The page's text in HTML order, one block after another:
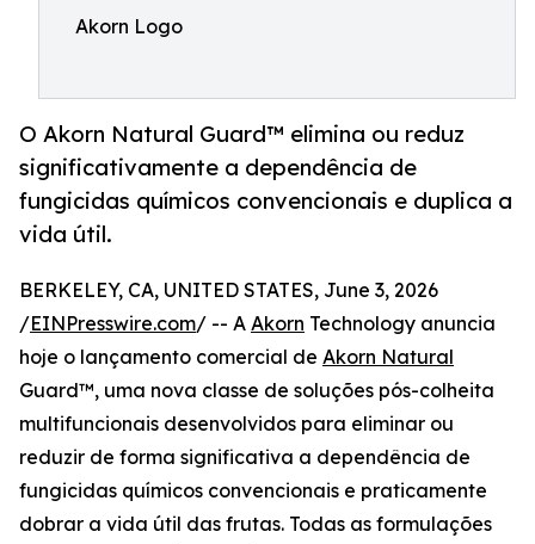
Akorn Logo
O Akorn Natural Guard™ elimina ou reduz
significativamente a dependência de
fungicidas químicos convencionais e duplica a
vida útil.
BERKELEY, CA, UNITED STATES, June 3, 2026
/EINPresswire.com/ -- A Akorn Technology anuncia
hoje o lançamento comercial de Akorn Natural
Guard™, uma nova classe de soluções pós-colheita
multifuncionais desenvolvidos para eliminar ou
reduzir de forma significativa a dependência de
fungicidas químicos convencionais e praticamente
dobrar a vida útil das frutas. Todas as formulações